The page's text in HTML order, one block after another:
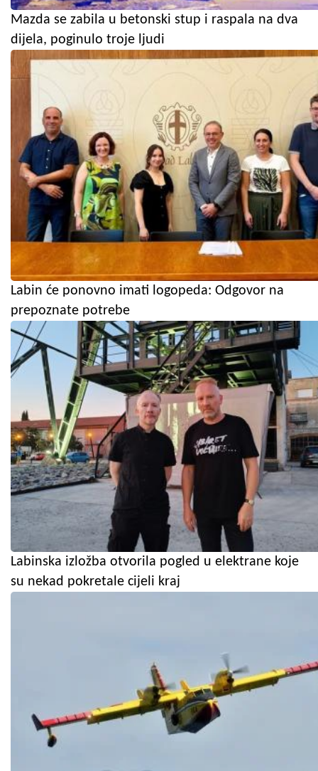
Mazda se zabila u betonski stup i raspala na dva
dijela, poginulo troje ljudi
Labin će ponovno imati logopeda: Odgovor na
prepoznate potrebe
Labinska izložba otvorila pogled u elektrane koje
su nekad pokretale cijeli kraj